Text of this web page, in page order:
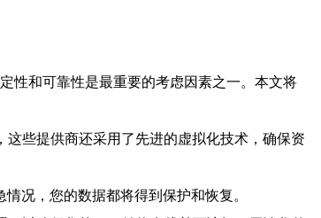
性和可靠性是最重要的考虑因素之一。本文将
些提供商还采用了先进的虚拟化技术，确保资
况，您的数据都将得到保护和恢复。